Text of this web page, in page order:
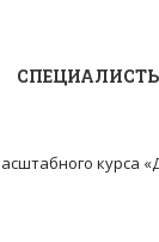
курса